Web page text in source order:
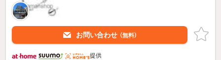
お問い合わせ （無料）
提供